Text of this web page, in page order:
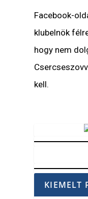
Facebook-
klubelnök
hogy nem
kell.
KIEMELT